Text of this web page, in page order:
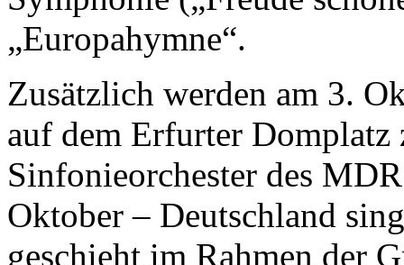
„Europahymne“.
Zusätzlich werden am 3.
auf dem Erfurter Domplatz
Sinfonieorchester des
Oktober – Deutschland
geschieht im Rahmen der